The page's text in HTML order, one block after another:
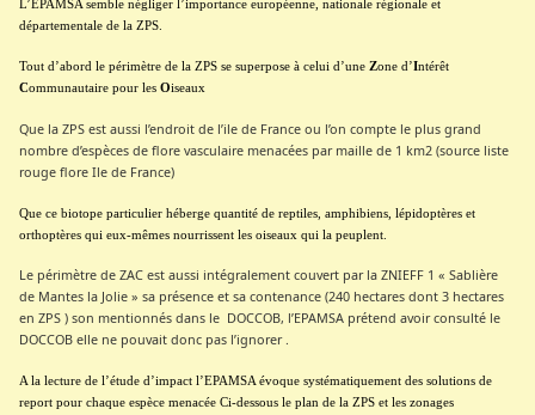
L’EPAMSA semble négliger l’importance européenne, nationale régionale et
départementale de la ZPS.
Tout d’abord le périmètre de la ZPS se superpose à celui d’uneZone d’Intérêt
Communautaire pour lesOiseaux
Que la ZPS est aussi l’endroit de l’ile de France ou l’on compte le plus grand
nombre d’espèces de flore vasculaire menacées par maille de 1 km2 (source liste
rouge flore Ile de France)
Que ce biotope particulier héberge quantité de reptiles, amphibiens, lépidoptères et
orthoptères qui eux-mêmes nourrissent les oiseaux qui la peuplent.
Le périmètre de ZAC est aussi intégralement couvert par la ZNIEFF 1 « Sablière
de Mantes la Jolie » sa présence et sa contenance (240 hectares dont 3 hectares
en ZPS ) son mentionnés dans le DOCCOB, l’EPAMSA prétend avoir consulté le
DOCCOB elle ne pouvait donc pas l’ignorer .
A la lecture de l’étude d’impact l’EPAMSA évoque systématiquement des solutions de
report pour chaque espèce menacée Ci-dessous le plan de la ZPS et les zonages